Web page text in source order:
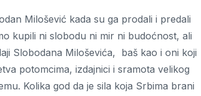
Milošević kada su ga prodali i predali
kupili ni slobodu ni mir ni budoćnost, ali
Slobodana Miloševića, baš kao i oni koji
potomcima, izdajnici i sramota velikog
Kolika god da je sila koja Srbima brani